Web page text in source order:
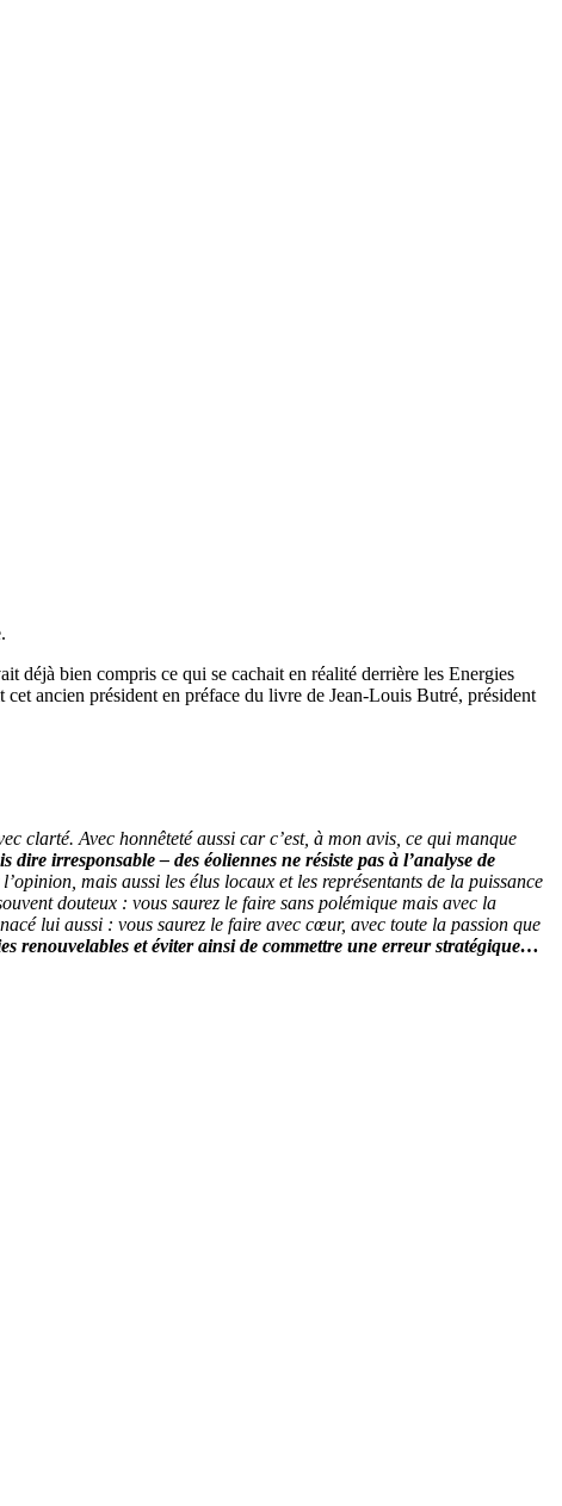
déjà bien compris ce qui se cachait en réalité derrière les Energies
ancien président en préface du livre de Jean-Louis Butré, président
clarté. Avec honnêteté aussi car c’est, à mon avis, ce qui manque
dire irresponsable – des éoliennes ne résiste pas à l’analyse de
mais aussi les élus locaux et les représentants de la puissance
douteux : vous saurez le faire sans polémique mais avec la
lui aussi : vous saurez le faire avec cœur, avec toute la passion que
renouvelables et éviter ainsi de commettre une erreur stratégique…